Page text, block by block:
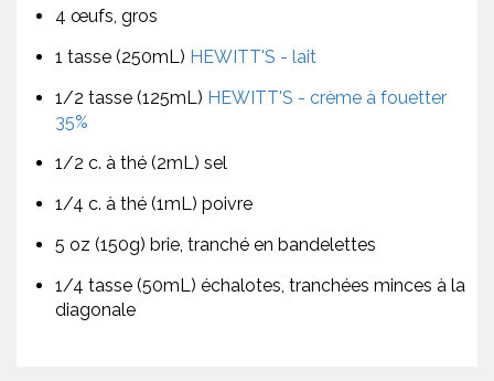
4 œufs, gros
1 tasse (250mL) HEWITT'S - lait
1/2 tasse (125mL) HEWITT'S - crème à fouetter
35%
1/2 c. à thé (2mL) sel
1/4 c. à thé (1mL) poivre
5 oz (150g) brie, tranché en bandelettes
1/4 tasse (50mL) échalotes, tranchées minces à la
diagonale